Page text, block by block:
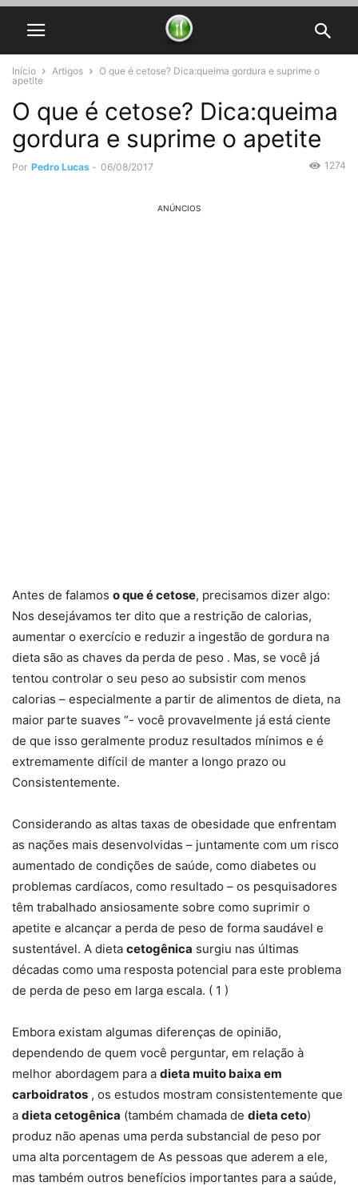
Início Artigos
O que é cetose? Dica:queima gordura e suprime o
apetite
O que é cetose? Dica:queima
gordura e suprime o apetite
Por Pedro Lucas - 06/08/2017 1274
ANÚNCIOS
Antes de falamos o que é cetose, precisamos dizer algo:
Nos desejávamos ter dito que a restrição de calorias,
aumentar o exercício e reduzir a ingestão de gordura na
dieta são as chaves da perda de peso . Mas, se você já
tentou controlar o seu peso ao subsistir com menos
calorias – especialmente a partir de alimentos de dieta, na
maior parte suaves “- você provavelmente já está ciente
de que isso geralmente produz resultados mínimos e é
extremamente difícil de manter a longo prazo ou
Consistentemente.
Considerando as altas taxas de obesidade que enfrentam
as nações mais desenvolvidas – juntamente com um risco
aumentado de condições de saúde, como diabetes ou
problemas cardíacos, como resultado – os pesquisadores
têm trabalhado ansiosamente sobre como suprimir o
apetite e alcançar a perda de peso de forma saudável e
sustentável. A dieta cetogênica surgiu nas últimas
décadas como uma resposta potencial para este problema
de perda de peso em larga escala. ( 1 )
Embora existam algumas diferenças de opinião,
dependendo de quem você perguntar, em relação à
melhor abordagem para a dieta muito baixa em
carboidratos , os estudos mostram consistentemente que
a dieta cetogênica (também chamada de dieta ceto)
produz não apenas uma perda substancial de peso por
uma alta porcentagem de As pessoas que aderem a ele,
mas também outros benefícios importantes para a saúde,